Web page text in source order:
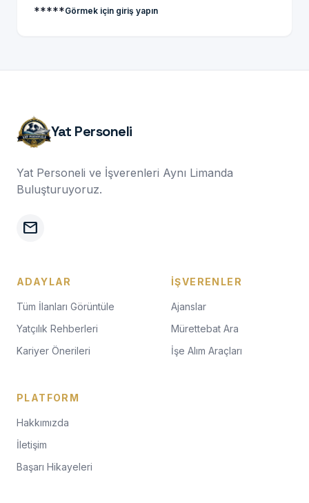
*****Görmek için giriş yapın
Yat Personeli
Yat Personeli ve İşverenleri Aynı Limanda
Buluşturuyoruz.
mail
ADAYLAR
Tüm İlanları Görüntüle
Yatçılık Rehberleri
Kariyer Önerileri
İŞVERENLER
Ajanslar
Mürettebat Ara
İşe Alım Araçları
PLATFORM
Hakkımızda
İletişim
Başarı Hikayeleri